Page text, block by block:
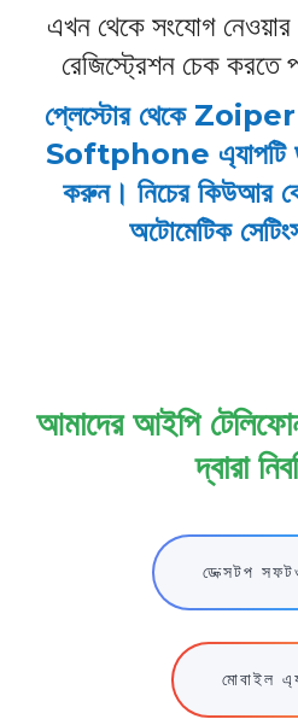
এখন থেকে সংযোগ
রেজিস্ট্রেশন চেক করতে
প্লেস্টোর থেকে
Softphone এ্যাপটি
করুন। নিচের কিউআর
অটোমেটিক
আমাদের আইপি
দ্বারা
ডেক্সটপ
মোবাইল